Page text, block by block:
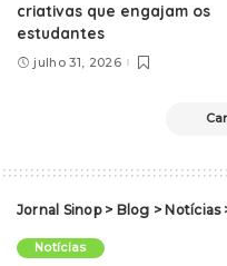
criativas que engajam os
estudantes
julho 31, 2026
Jornal Sinop> Blog > Notícias
Notícias